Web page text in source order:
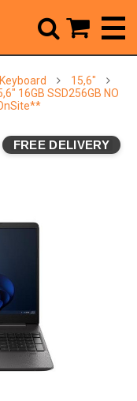
15,6"
16GB SSD256GB NO
FREE DELIVERY
 